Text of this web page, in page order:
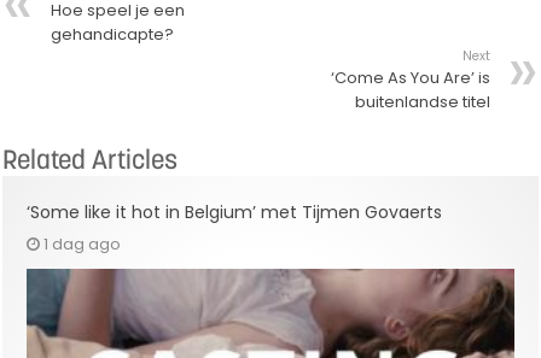
Hoe speel je een
gehandicapte?
Next
‘Come As You Are’ is
buitenlandse titel
Related Articles
‘Some like it hot in Belgium’ met Tijmen Govaerts
1 dag ago